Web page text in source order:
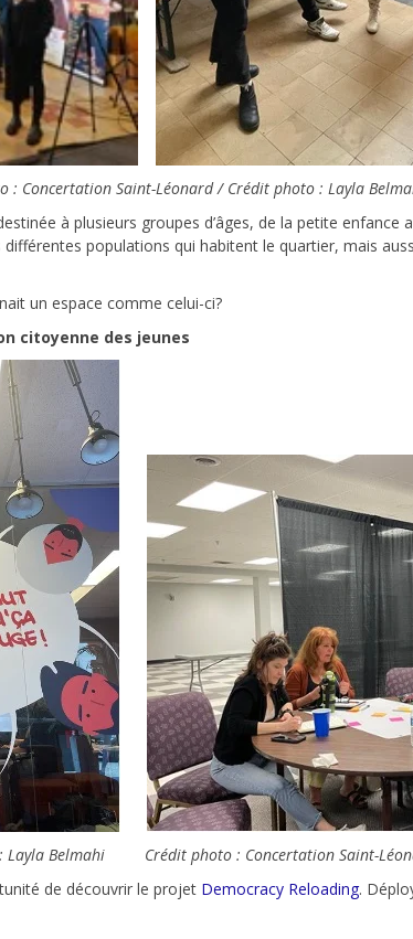
: Concertation Saint-Léonard / Crédit photo : Layla
à plusieurs groupes d’âges, de la petite enfance
populations qui habitent le quartier, mais
un espace comme celui-ci?
citoyenne des jeunes
Layla Belmahi
Crédit photo : Concertation Saint-
de découvrir le projet Democracy Reloading.